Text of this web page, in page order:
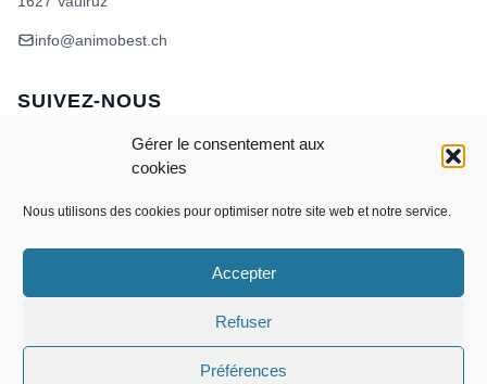
Gérer le consentement aux
cookies
Nous utilisons des cookies pour optimiser notre site web et notre service.
Accepter
Refuser
Préférences
info@animobest.ch
SUIVEZ-NOUS
MasterCardCredit
POLITIQUE DE COOKIES
Copyright 2026 ©AnimôBest Sàrl